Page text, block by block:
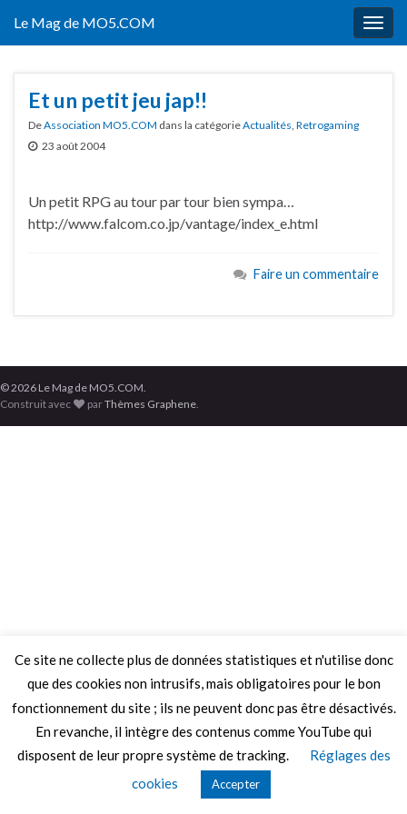
Le Mag de MO5.COM
Et un petit jeu jap!!
DeAssociation MO5.COM dans la catégorieActualités, Retrogaming
23 août 2004
Un petit RPG au tour par tour bien sympa…
http://www.falcom.co.jp/vantage/index_e.html
Faire un commentaire
© 2026 Le Mag de MO5.COM.
Construit avec
parThèmes Graphene
Ce site ne collecte plus de données statistiques et n'utilise donc
que des cookies non intrusifs, mais obligatoires pour le bon
fonctionnement du site ; ils ne peuvent donc pas être désactivés.
En revanche, il intègre des contenus comme YouTube qui
disposent de leur propre système de tracking.
Réglages des
cookies
Accepter